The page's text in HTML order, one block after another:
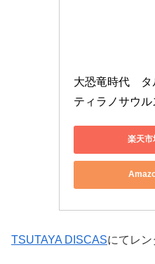
大恐竜時代　
ティラノサウル
楽天市
TSUTAYA DISCASにてレン